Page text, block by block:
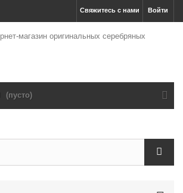
Войти
Свяжитесь с нами
(пусто)